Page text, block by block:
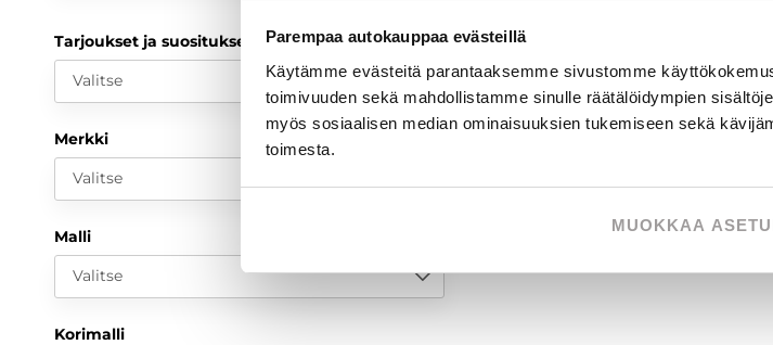
Parempaa autokauppaa evästeillä
Käytämme evästeitä parantaaksemme sivustomme
toimivuuden sekä mahdollistamme sinulle räätälöidympien
myös sosiaalisen median ominaisuuksien tukemiseen sekä
toimesta.
MUOKKAA
Tarjoukset ja suositukset
Valitse
Merkki
Valitse
Malli
Valitse
Korimalli